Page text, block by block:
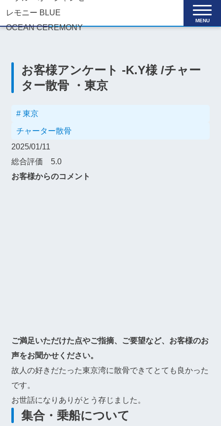
MENU
お客様アンケート -K.Y様 /チャー
ター散骨
・ 東京
# 東京
チャーター散骨
2025/01/11
総合評価
5.0
お客様からのコメント
ご満足いただけた点やご指摘、ご要望など、お客様のお
声をお聞かせください。
故人の好きだたった東京湾に散骨できてとても良かった
です。
お世話になりありがとう存じました。
集合・乗船について